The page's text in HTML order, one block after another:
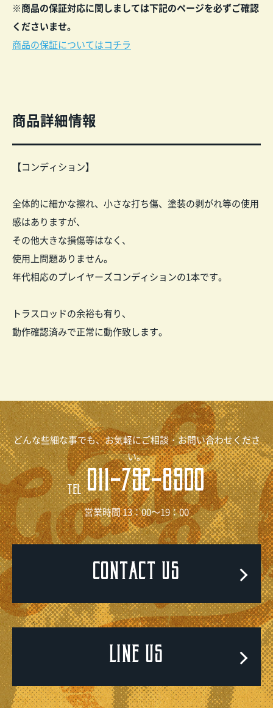
※商品の保証対応に関しましては下記のページを必ずご確認
くださいませ。
商品の保証についてはコチラ
商品詳細情報
【コンディション】
全体的に細かな擦れ、小さな打ち傷、塗装の剥がれ等の使用
感はありますが、
その他大きな損傷等はなく、
使用上問題ありません。
年代相応のプレイヤーズコンディションの1本です。
トラスロッドの余裕も有り、
動作確認済みで正常に動作致します。
どんな些細な事でも、お気軽にご相談・お問い合わせくださ
い。
TEL 011-792-8900
営業時間 13：00～19：00
CONTACT US
LINE US